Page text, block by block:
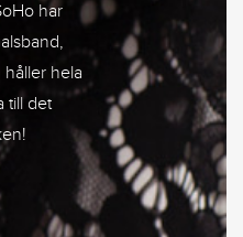
har
hela
till det